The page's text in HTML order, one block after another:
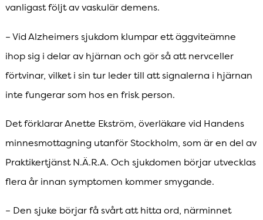
vanligast följt av vaskulär demens.
– Vid Alzheimers sjukdom klumpar ett äggviteämne
ihop sig i delar av hjärnan och gör så att nervceller
förtvinar, vilket i sin tur leder till att signalerna i hjärnan
inte fungerar som hos en frisk person.
Det förklarar Anette Ekström, överläkare vid Handens
minnesmottagning utanför Stockholm, som är en del av
Praktikertjänst N.Ä.R.A. Och sjukdomen börjar utvecklas
flera år innan symptomen kommer smygande.
– Den sjuke börjar få svårt att hitta ord, närminnet